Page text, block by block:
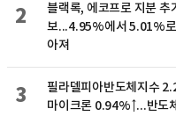
블랙록, 에코프로 지분 추
보...4.95%에서 5.01%
아져
2
필라델피아반도체지수
마이크론 0.94%↑...반도
3